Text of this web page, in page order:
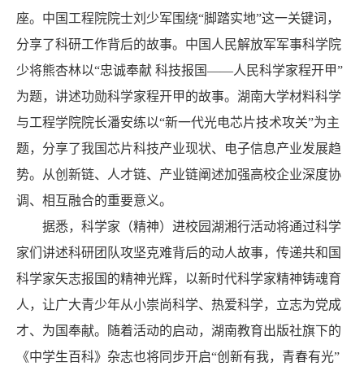
座。中国工程院院士刘少军围绕“脚踏实地”这一关键词，
分享了科研工作背后的故事。中国人民解放军军事科学院
少将熊杏林以“忠诚奉献 科技报国——人民科学家程开甲”
为题，讲述功勋科学家程开甲的故事。湖南大学材料科学
与工程学院院长潘安练以“新一代光电芯片技术攻关”为主
题，分享了我国芯片科技产业现状、电子信息产业发展趋
势。从创新链、人才链、产业链阐述加强高校企业深度协
调、相互融合的重要意义。
据悉，科学家（精神）进校园湖湘行活动将通过科学
家们讲述科研团队攻坚克难背后的动人故事，传递共和国
科学家矢志报国的精神光辉，以新时代科学家精神铸魂育
人，让广大青少年从小崇尚科学、热爱科学，立志为党成
才、为国奉献。随着活动的启动，湖南教育出版社旗下的
《中学生百科》杂志也将同步开启“创新有我，青春有光”